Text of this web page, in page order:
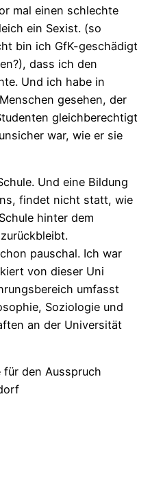
mal einen schlechte
ein Sexist. (so
bin ich GfK-geschädigt
dass ich den
Und ich habe in
gesehen, der
gleichberechtigt
war, wie er sie
Und eine Bildung
findet nicht statt, wie
hinter dem
pauschal. Ich war
von dieser Uni
umfasst
Soziologie und
an der Universität
für den Ausspruch